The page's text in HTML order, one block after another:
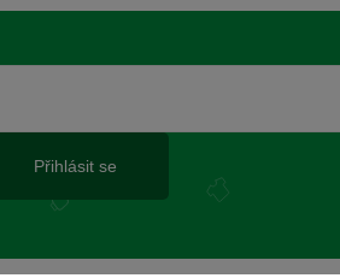
Přihlásit se